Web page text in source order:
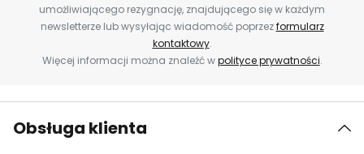
umożliwiającego rezygnację, znajdującego się w każdym
newsletterze lub wysyłając wiadomość poprzezformularz
kontaktowy.
Więcej informacji można znaleźć wpolityce prywatności.
Obsługa klienta